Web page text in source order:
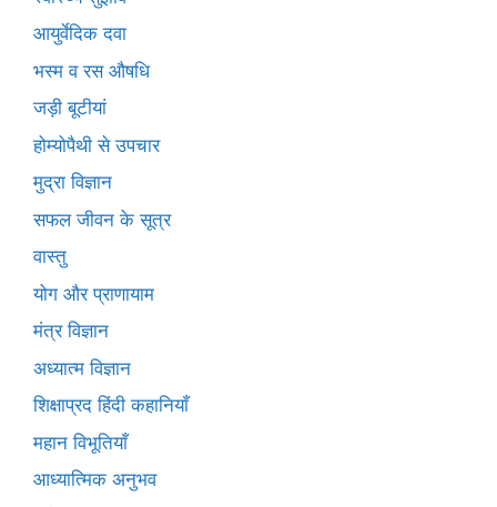
आयुर्वेदिक दवा
भस्म व रस औषधि
जड़ी बूटीयां
होम्योपैथी से उपचार
मुद्रा विज्ञान
सफल जीवन के सूत्र
वास्तु
योग और प्राणायाम
मंत्र विज्ञान
अध्यात्म विज्ञान
शिक्षाप्रद हिंदी कहानियाँ
महान विभूतियाँ
आध्यात्मिक अनुभव